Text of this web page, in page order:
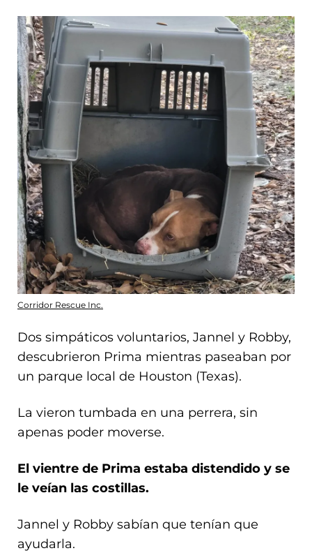
Corridor Rescue Inc.
Dos simpáticos voluntarios, Jannel y Robby,
descubrieron Prima mientras paseaban por
un parque local de Houston (Texas).
La vieron tumbada en una perrera, sin
apenas poder moverse.
El vientre de Prima estaba distendido y se
le veían las costillas.
Jannel y Robby sabían que tenían que
ayudarla.